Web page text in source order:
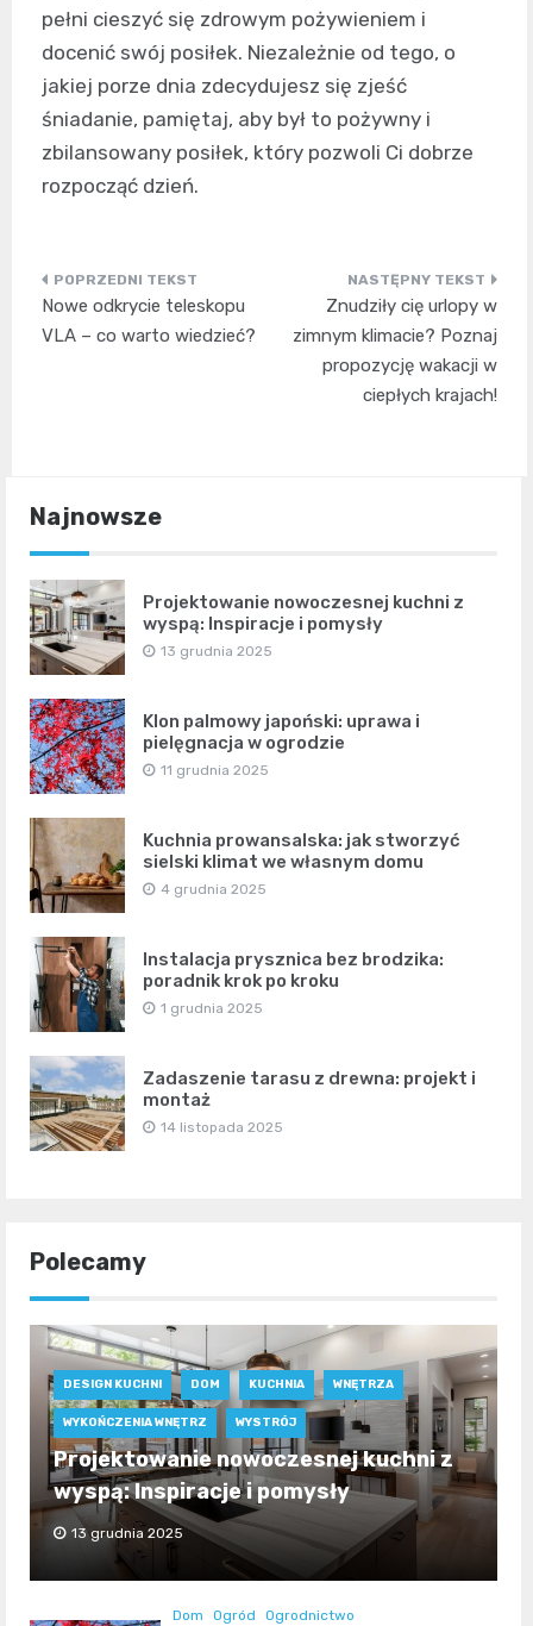
pełni cieszyć się zdrowym pożywieniem i
docenić swój posiłek. Niezależnie od tego, o
jakiej porze dnia zdecydujesz się zjeść
śniadanie, pamiętaj, aby był to pożywny i
zbilansowany posiłek, który pozwoli Ci dobrze
rozpocząć dzień.
Nawigacja
wpisu
Nowe odkrycie teleskopu
VLA – co warto wiedzieć?
Znudziły cię urlopy w
zimnym klimacie? Poznaj
propozycję wakacji w
ciepłych krajach!
Najnowsze
Projektowanie nowoczesnej kuchni z
wyspą: Inspiracje i pomysły
13 grudnia 2025
Klon palmowy japoński: uprawa i
pielęgnacja w ogrodzie
11 grudnia 2025
Kuchnia prowansalska: jak stworzyć
sielski klimat we własnym domu
4 grudnia 2025
Instalacja prysznica bez brodzika:
poradnik krok po kroku
1 grudnia 2025
Zadaszenie tarasu z drewna: projekt i
montaż
14 listopada 2025
Polecamy
DESIGN KUCHNI DOM KUCHNIA WNĘTRZA
WYKOŃCZENIA WNĘTRZ WYSTRÓJ
Projektowanie nowoczesnej kuchni z
wyspą: Inspiracje i pomysły
13 grudnia 2025
Dom Ogród
Ogrodnictwo